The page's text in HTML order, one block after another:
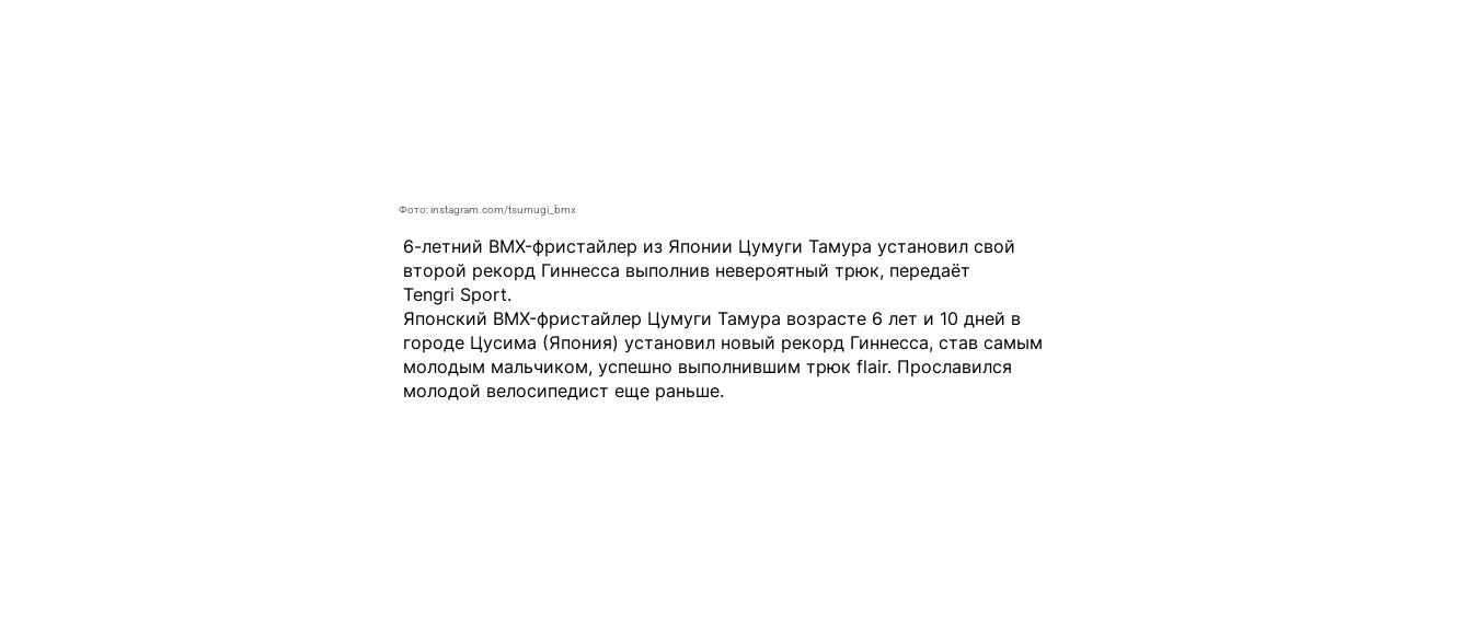
Фото: instagram.com/tsumugi_bmx
6-летний BMX-фристайлер из Японии Цумуги Тамура установил свой
второй рекорд Гиннесса выполнив невероятный трюк, передаёт
Tengri Sport.
Японский BMX-фристайлер Цумуги Тамура возрасте 6 лет и 10 дней в
городе Цусима (Япония) установил новый рекорд Гиннесса, став самым
молодым мальчиком, успешно выполнившим трюк flair. Прославился
молодой велосипедист еще раньше.